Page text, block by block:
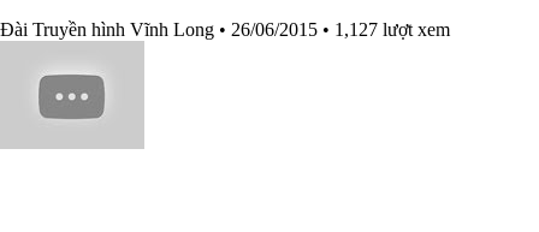
Đài Truyền hình Vĩnh Long • 26/06/2015 • 1,127 lượt xem